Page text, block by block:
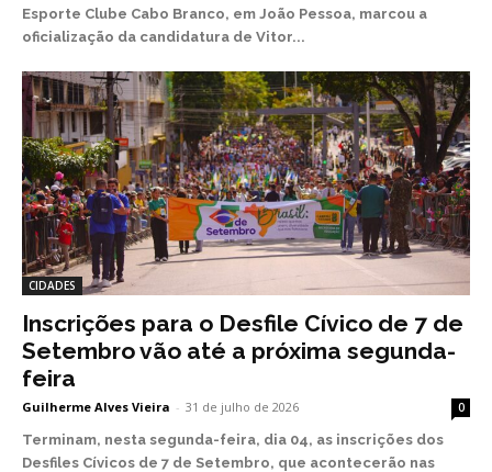
Esporte Clube Cabo Branco, em João Pessoa, marcou a
oficialização da candidatura de Vitor...
CIDADES
Inscrições para o Desfile Cívico de 7 de
Setembro vão até a próxima segunda-
feira
Guilherme Alves Vieira - 31 de julho de 2026 0
Terminam, nesta segunda-feira, dia 04, as inscrições dos
Desfiles Cívicos de 7 de Setembro, que acontecerão nas